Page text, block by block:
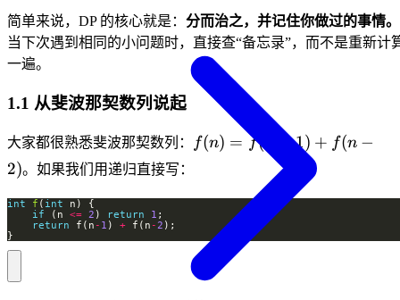
简单来说，DP 的核心就是： 分而治之，并记住你做过的事情。
当下次遇到相同的小问题时，直接查“备忘录”，而不是重新计
一遍。
1.1 从斐波那契数列说起
大家都很熟悉斐波那契数列：
f(n)
1)
f(n-
2)
f(n) = f( −1) + f(n −
2)。如果我们用递归直接写：
int f ( int
if (n <= 2 ) return 1
return f(n - 1 ) + f(n -2
}